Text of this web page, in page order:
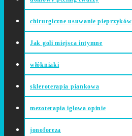
chirurgiczne usuwanie pieprzyków
Jak goli miejsca intymne
włókniaki
skleroterapia piankowa
mezoterapia igłowa opinie
jonoforeza